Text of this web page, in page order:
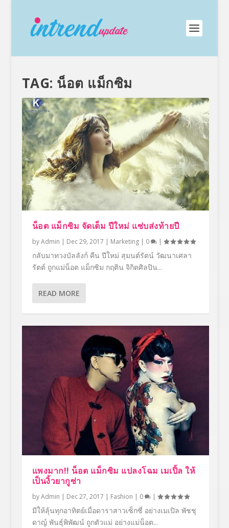
TAG: น็อต แม็กซิม
น็อต แม็กซิม จัดเต็ม ปีใหม่ แซ่บส่งท้ายปี
byAdmin | Dec 29, 2017 | Marketing| 0 |
กลับมาทวงบัลลังก์ คืน ปีใหม่ สุมนต์รัตน์ วัฒนาเศลา
รัตต์ ถูกแม่น็อต แม็กซิม กฤติน จิกิตศิลปิน...
READ MORE
แพงมาก!! น็อต แม็กซิม แปลงโฉม เมเปิ้ล ให้
เป็นงิ้วยากูซ่า
byAdmin | Dec 27, 2017 | Fashion | 0 |
มีให้ลุ้นทุกอาทิตย์เมื่อดาราสาวเซ็กซี่ อย่างเมเปิล พัชชุ
ดาญ์ พันธุ์พิพัฒน์ ถูกตัวแม่ อย่างแม่น็อต...